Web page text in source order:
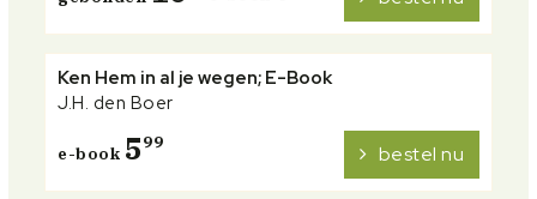
Ken Hem in al je wegen; E-Book
J.H. den Boer
e-book 599 bestel nu